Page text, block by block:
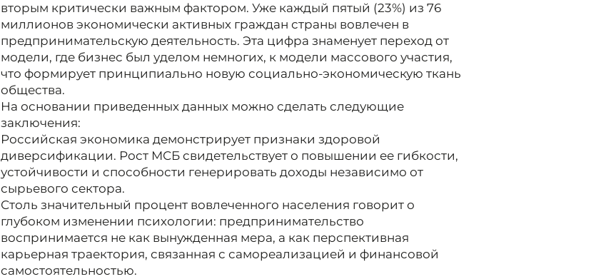
вторым критически важным фактором. Уже каждый пятый (23%) из 76
миллионов экономически активных граждан страны вовлечен в
предпринимательскую деятельность. Эта цифра знаменует переход от
модели, где бизнес был уделом немногих, к модели массового участия,
что формирует принципиально новую социально-экономическую ткань
общества.
На основании приведенных данных можно сделать следующие
заключения:
Российская экономика демонстрирует признаки здоровой
диверсификации. Рост МСБ свидетельствует о повышении ее гибкости,
устойчивости и способности генерировать доходы независимо от
сырьевого сектора.
Столь значительный процент вовлеченного населения говорит о
глубоком изменении психологии: предпринимательство
воспринимается не как вынужденная мера, а как перспективная
карьерная траектория, связанная с самореализацией и финансовой
самостоятельностью.